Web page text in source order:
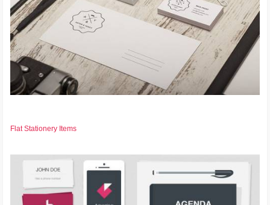
Flat Stationery Items